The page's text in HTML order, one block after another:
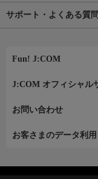
サポート・よくある質問
Fun! J:COM
J:COM オフィシャル
お問い合わせ
お客さまのデータ利